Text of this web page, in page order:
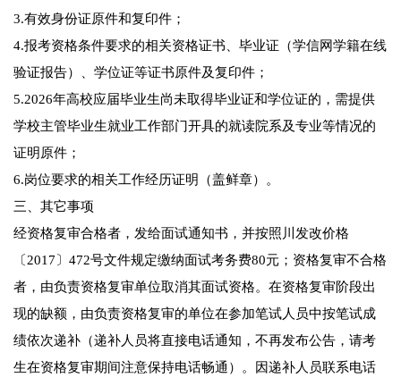
3.有效身份证原件和复印件；
4.报考资格条件要求的相关资格证书、毕业证（学信网学籍在线
验证报告）、学位证等证书原件及复印件；
5.2026年高校应届毕业生尚未取得毕业证和学位证的，需提供
学校主管毕业生就业工作部门开具的就读院系及专业等情况的
证明原件；
6.岗位要求的相关工作经历证明（盖鲜章）。
三、其它事项
经资格复审合格者，发给面试通知书，并按照川发改价格
〔2017〕472号文件规定缴纳面试考务费80元；资格复审不合格
者，由负责资格复审单位取消其面试资格。在资格复审阶段出
现的缺额，由负责资格复审的单位在参加笔试人员中按笔试成
绩依次递补（递补人员将直接电话通知，不再发布公告，请考
生在资格复审期间注意保持电话畅通）。因递补人员联系电话